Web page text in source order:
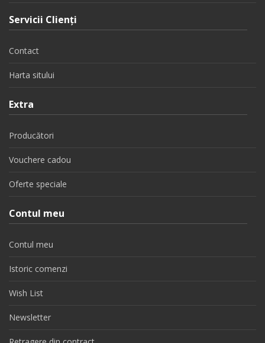
Servicii Clienţi
Contact
Harta sitului
Extra
Producători
Vouchere cadou
Oferte speciale
Contul meu
Contul meu
Istoric comenzi
Wish List
Newsletter